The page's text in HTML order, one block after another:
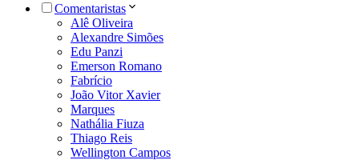
Comentaristas
Alê Oliveira
Alexandre Simões
Edu Panzi
Emerson Romano
Fabrício
João Vitor Xavier
Marques
Nathália Fiuza
Thiago Reis
Wellington Campos